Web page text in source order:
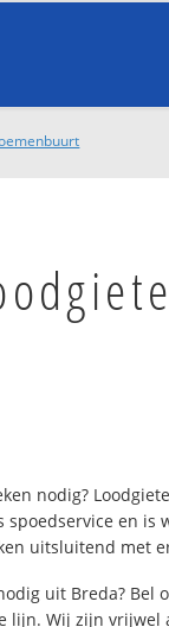
nodig?
en is
uitsluitend met
uit Breda? Bel
lijn. Wij zijn